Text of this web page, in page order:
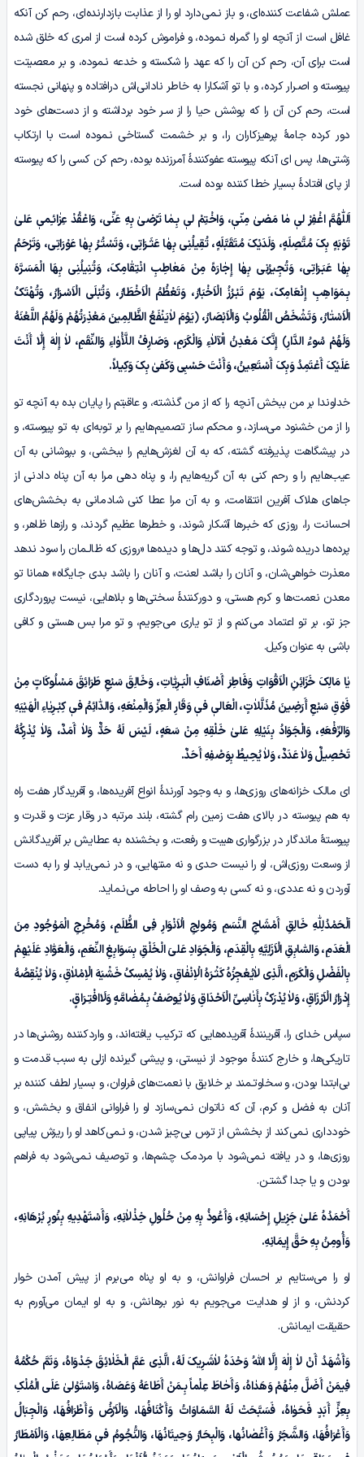
عملش شفاعت کننده‌ای، و باز نـمی‌دارد او را از عذابت بازدارنده‌ای، رحم کن آنکه
غافل است از آنچه او را گمراه نـموده، و فراموش کرده است از امری که خلق شده
است برای آن، رحم کن آن را که عهد را شکسته و خدعه نـموده، و بر معصیتت
پیوسته و اصـرار کرده، و با تو آشکارا به خاطر نادانی‌اش درافتاده و پنهانی نجسته
است، رحم کن آن را که پوشش حیا را از سـر خود برداشته و از دست‌های خود
دور کرده جامۀ پرهیزکاران را، و بر خشمت گستاخی نـموده است با ارتکاب
زشتی‌ها، پس ای آنکه پیوسته عفوکنندۀ آمرزنده بوده، رحم کن کسی را که پیوسته
از پای افتادۀ بسیار خطا کننده بوده است.
اَللّٰهُمَّ اغْفِرْ لیٖ مٰا مَضیٰ مِنّیٖ، وَاخْتِمْ لیٖ بِـمٰا تَرْضیٰ بِهِ عَنِّی، وَاعْقُدْ عِزٰائـِمیٖ عَلیٰ
تَوْبَهٍ بِکَ مُتَّصِلَهٍ، وَلَدَیْکَ مُتَقَبَّلَهٍ، تُقِیلُنِی بِهٰا عَثَـرَاتِی، وَتَسْتُـرُ بِهٰا عَوْرَاتِی، وَتَرْحَمُ
بِهٰا عَبَـرَاتِی، وَتُجِیرُنِی بِهٰا إِجٰارَهً مِنْ مَعٰاطِبِ انْتِقٰامِکَ، وَتُنِیلُنِی بِهَا الْمَسَـرَّهَ
بِـمَوَاهِبِ إِنْعَامِکَ، یَوْمَ تَبْـرُزُ الْاَخْبَارُ، وَتَعْظُمُ الْاَخْطَارُ، وَتُبْلَی الْاَسْـرَارُ، وَتُهْتَکُ
الْاَسْتٰارُ، وَتَشْخَصُ الْقُلُوبُ وَالْاَبْصَارُ، ﴿یَوْمَ لاٰیَنْفَعُ الظَّالِمِینَ مَعْذِرَتُهُمْ وَلَهُمُ اللَّعْنَهُ
وَلَهُمْ سُوءُ الدَّارِ﴾ إِنَّکَ مَعْدِنُ الْآلاٰءِ وَالْکَرَمِ، وَصَارِفُ اللَّأْوٰاءِ وَالنِّقَمِ، لاٰ إِلٰهَ إِلّٰا أَنْتَ
عَلَیْکَ أَعْتَمِدُ وَبِکَ أَسْتَعِینُ، وَأَنْتَ حَسْبِی وَکَفىٰ بِکَ وَکِیلاً.
خداوندا بر من ببخش آنچه را که از من گذشته، و عاقبتم را پایان بده به آنچه تو
را از من خشنود می‌سازد، و محکم ساز تصمیم‌هایم را بر توبه‌ای به تو پیوسته، و
در پیشگاهت پذیرفته گشته، که به آن لغزش‌هایم را ببخشی، و بپوشانی به آن
عیب‌هایم را و رحم کنی به آن گریه‌هایم را، و پناه دهی مرا به آن پناه دادنی از
جاهای هلاک آفرین انتقامت، و به آن مرا عطا کنی شادمانی به بخشش‌های
احسانت را، روزی که خبـرها آشکار شوند، و خطرها عظیم گردند، و رازها ظاهر، و
پرده‌ها دریده شوند، و توجه کنند دل‌ها و دیده‌ها «روزی که ظالـمان را سود ندهد
معذرت خواهی‌شان، و آنان را باشد لعنت، و آنان را باشد بدی جایگاه» همانا تو
معدن نعمت‌ها و کرم هستی، و دورکنندۀ سختی‌ها و بلاهایی، نیست پروردگاری
جز تو، بر تو اعتماد می‌کنم و از تو یاری می‌جویم، و تو مرا بس هستی و کافی
باشی به عنوان وکیل.
یٰا مَالِکَ خَزَائِنِ الْاَقْوَاتِ وَفَاطِرَ أَصْنَافِ الْبَـرِیّٰاتِ، وَخَالِقَ سَبْعِ طَرَائِقَ مَسْلُوکَاتٍ مِنْ
فَوْقِ سَبْعِ أَرَضِینَ مُذَلَّلاٰتٍ، الْعَالیٖ فیٖ وَقَارِ الْعِزِّ وَالْمِنْعَهِ، وَالدّٰائِمُ فیٖ کِبْـرِیٰاءِ الْهَیْبَهِ
وَالرِّفْعَهِ، وَالْجَوَادُ بِنَیْلِهِ عَلیٰ خَلْقِهِ مِنْ سَعَهٍ، لَیْسَ لَهُ حَدٌّ وَلاٰ أَمَدٌ، وَلاٰ یُدْرِکُهُ
تَحْصِیلٌ وَلاٰ عَدَدٌ، وَلاٰ یُحِیطُ بِوَصْفِهِ أَحَدٌ.
ای مالک خزانه‌های روزی‌ها، و به وجود آورندۀ انواع آفریده‌ها، و آفریدگار هفت راه
به هم پیوسته در بالای هفت زمین رام گشته، بلند مرتبه در وقار عزت و قدرت و
پیوستۀ ماندگار در بزرگواری هیبت و رفعت، و بخشنده به عطایش بر آفریدگانش
از وسعت روزی‌اش، او را نیست حدی و نه منتهایی، و در نـمی‌یابد او را به دست
آوردن و نه عددی، و نه کسی به وصف او را احاطه می‌نـماید.
اَلْحَمْدُلِلّٰهِ خَالِقِ أَمْشَاجِ النَّسَمِ وَمُولِجِ الْاَنْوَارِ فِی الظُّلَمِ، وَمُخْرِجِ الْمَوْجُودِ مِنَ
الْعَدَمِ، وَالسّٰابِقِ الْاَزَلِیَّهِ بِالْقِدَمِ، وَالْجَوَادِ عَلیَ الْخَلْقِ بِسَوَابِغِ النِّعَمِ، وَالْعَوّٰادِ عَلَیْهِمْ
بِالْفَضْلِ وَالْکَرَمِ، الَّذِی لاٰیُعْجِزُہُ کَثْـرَهُ الْاِنْفٰاقِ، وَلاٰ یُمْسِکُ خَشْیَهَ الْاِمْلاٰقِ، وَلاٰ یُنْقِصُهُ
إِدْرَارُ الْاَرْزَاقِ، وَلاٰ یُدْرَکُ بِأَنٰاسِیِّ الْاَحْدَاقِ وَلاٰ یُوصَفُ بِـمُضٰامَّهٍ وَلَاافْتِـرَاقٍ.
سپاس خدای را، آفرینندۀ آفریده‌هایی که ترکیب یافته‌اند، و واردکننده روشنی‌ها در
تاریکی‌ها، و خارج کنندۀ موجود از نیستی، و پیشی گیرنده ازلی به سبب قدمت و
بی‌ابتدا بودن، و سخاوتـمند بر خلایق با نعمت‌های فراوان، و بسیار لطف کننده بر
آنان به فضل و کرم، آن که ناتوان نـمی‌سازد او را فراوانی انفاق و بخشش، و
خودداری نـمی‌کند از بخشش از ترس بی‌چیز شدن، و نـمی‌کاهد او را ریزش پیاپی
روزی‌ها، و در یافته نـمی‌شود با مردمک چشم‌ها، و توصیف نـمی‌شود به فراهم
بودن و یا جدا گشتـن.
أَحْمَدُہُ عَلیٰ جَزِیلِ إِحْسَانِهِ، وَأَعُوذُ بِهِ مِنْ حُلُولِ خِذْلاٰنِهِ، وَأَسْتَهْدِیهِ بِنُورِ بُرْهَانِهِ،
وَأُومِنُ بِهِ حَقَّ إِیمَانِهِ.
او را می‌ستایم بر احسان فراوانش، و به او پناه می‌برم از پیش آمدن خوار
کردنش، و از او هدایت می‌جویم به نور برهانش، و به او ایمان می‌آورم به
حقیقت ایمانش.
وَأَشْهَدُ أَنْ لاٰ إِلٰهَ إِلَّا اللّٰهُ وَحْدَہُ لاٰشَـرِیکَ لَهُ، الَّذِی عَمَّ الْخَلٰائِقَ جَدْوَاهُ، وَتَمَّ حُکْمُهُ
فِیمَنْ أَضَلَّ مِنْهُمْ وَهَدٰاهُ، وَأَحٰاطَ عِلْماً بِـمَنْ أَطَاعَهُ وَعَصَاهُ، وَاسْتَوْلیٰ عَلَی الْمُلْکِ
بِعِزٍّ أَبَدٍ فَحَوٰاهُ، فَسَبَّحَتْ لَهُ السَّمَاوَاتُ وَأَکْنَافُهَا، وَالْاَرْضُ وَأَطْرَافُهَا، وَالْجِبَالُ
وَأَعْرَافُهَا، وَالشَّجَرُ وَأَغْصٰانُها، وَالْبِحَارُ وَحِیتَانُهَا، وَالنُّجُومُ فیٖ مَطَالِعِهَا، وَالْاَمْطَارُ